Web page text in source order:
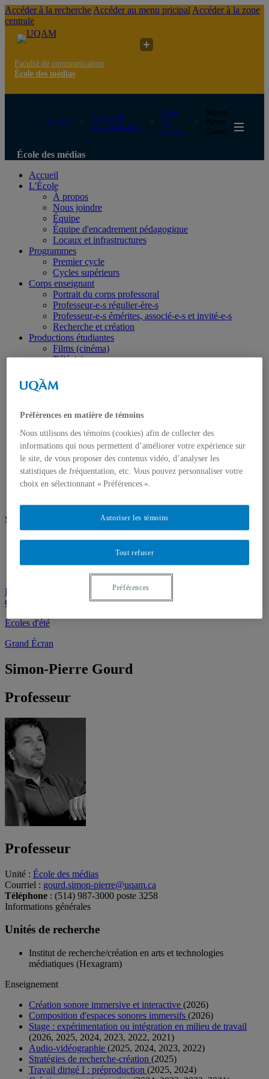
Accéder à la recherche Accéder au menu pricipal Accéder à la zone
centrale
Faculté de communication
École des médias
UQAM
Faculté de
communication
École
des
médias
Simon-
Pierre
Gourd
École des médias
Accueil
L'École
À propos
Nous joindre
Équipe
Équipe d'encadrement pédagogique
Locaux et infrastructures
Programmes
Premier cycle
Cycles supérieurs
Corps enseignant
Portrait du corps professoral
Professeur-e-s régulier-ère-s
Professeur-e-s émérites, associé-e-s et invité-e-s
Recherche et création
Productions étudiantes
Films (cinéma)
Télévision
Production et stratégies, industries culturelles
Journalisme
Médias expérimentaux
Tremplin
À propos de Tremplin
Activités
Partenaires
Diplômé.e.s
Suivez-nous
Facebook
Outils pour étudiant.e.s
Demande d’admission
Collation des grades
Écoles d'été
Grand Écran
Simon-Pierre Gourd
Professeur
Professeur
Unité : École des médias
Courriel : gourd.simon-pierre@uqam.ca
Téléphone : (514) 987-3000 poste 3258
Informations générales
Unités de recherche
Institut de recherche/création en arts et technologies
médiatiques (Hexagram)
Enseignement
Création sonore immersive et interactive (2026)
Composition d'espaces sonores immersifs (2026)
Stage : expérimentation ou intégration en milieu de travail
(2026, 2025, 2024, 2023, 2022, 2021)
Audio-vidéographie (2025, 2024, 2023, 2022)
Stratégies de recherche-création (2025)
Travail dirigé I : préproduction (2025, 2024)
Préférences en matière de témoins
Nous utilisons des témoins (cookies) afin de collecter des
informations qui nous permettent d’améliorer votre expérience sur
le site, de vous proposer des contenus vidéo, d’analyser les
statistiques de fréquentation, etc. Vous pouvez personnaliser votre
choix en sélectionnant « Préférences ».
Tout refuser
Autoriser les témoins
Préférences